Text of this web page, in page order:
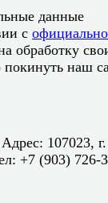
данные
с
обработку
наш
107023, г.
+7 (903) 726-